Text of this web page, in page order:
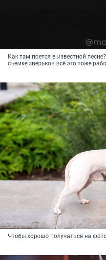
Как там поется в известной
съемке зверьков всё это тоже
Чтобы хорошо получаться на